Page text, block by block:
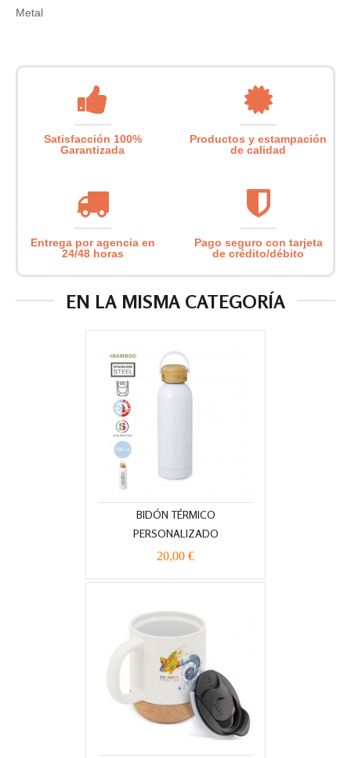
Metal
Satisfacción 100%
Garantizada
Productos y estampación
de calidad
Entrega por agencia en
24/48 horas
Pago seguro con tarjeta
de crédito/débito
EN LA MISMA CATEGORÍA
BIDÓN TÉRMICO
PERSONALIZADO
20,00 €